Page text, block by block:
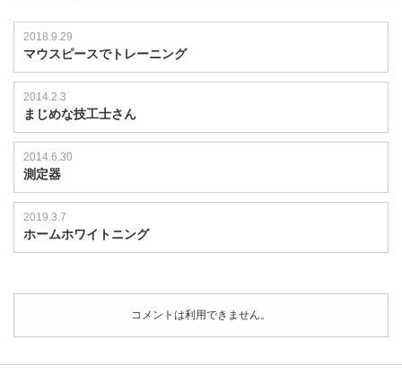
2018.9.29
マウスピースでトレーニング
2014.2.3
まじめな技工士さん
2014.6.30
測定器
2019.3.7
ホームホワイトニング
コメントは利用できません。